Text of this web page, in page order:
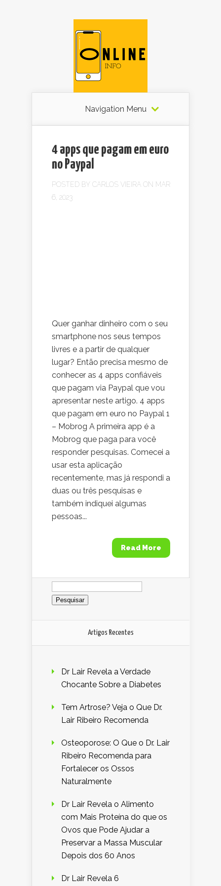
Navigation Menu
4 apps que pagam em euro
no Paypal
POSTED BY CARLOS VIEIRA ON MAR
6, 2023
Quer ganhar dinheiro com o seu
smartphone nos seus tempos
livres e a partir de qualquer
lugar? Então precisa mesmo de
conhecer as 4 apps confiáveis
que pagam via Paypal que vou
apresentar neste artigo. 4 apps
que pagam em euro no Paypal 1
– Mobrog A primeira app é a
Mobrog que paga para você
responder pesquisas. Comecei a
usar esta aplicação
recentemente, mas já respondi a
duas ou três pesquisas e
também indiquei algumas
pessoas...
Read More
Pesquisar
por:
Artigos Recentes
Dr Lair Revela a Verdade
Chocante Sobre a Diabetes
Tem Artrose? Veja o Que Dr.
Lair Ribeiro Recomenda
Osteoporose: O Que o Dr. Lair
Ribeiro Recomenda para
Fortalecer os Ossos
Naturalmente
Dr Lair Revela o Alimento
com Mais Proteína do que os
Ovos que Pode Ajudar a
Preservar a Massa Muscular
Depois dos 60 Anos
Dr Lair Revela 6